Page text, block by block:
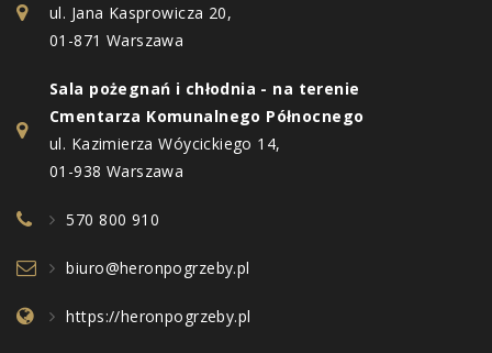
ul. Jana Kasprowicza 20,
01-871 Warszawa
Sala pożegnań i chłodnia - na terenie
Cmentarza Komunalnego Północnego
ul. Kazimierza Wóycickiego 14,
01-938 Warszawa
570 800 910
biuro@heronpogrzeby.pl
https://heronpogrzeby.pl